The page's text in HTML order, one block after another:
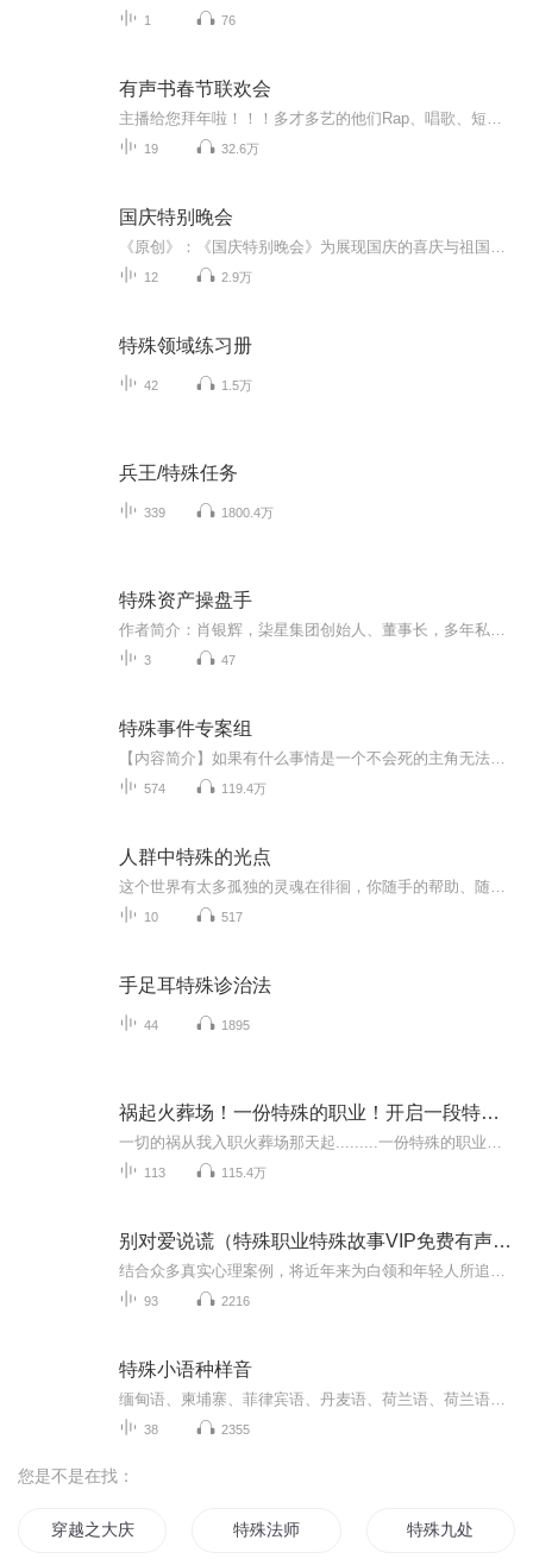
1 76
有声书春节联欢会
19 32.6万
国庆特别晚会
12 2.9万
特殊领域练习册
42 1.5万
兵王/特殊任务
339 1800.4万
特殊资产操盘手
3 47
特殊事件专案组
574 119.4万
人群中特殊的光点
10 517
手足耳特殊诊治法
44 1895
祸起火葬场！一份特殊的职业！开启一段特殊旅程
113 115.4万
别对爱说谎（特殊职业特殊故事VIP免费有声小说）
93 2216
特殊小语种样音
38 2355
您是不是在找：
穿越之大庆帝国 特殊法师 特殊九处